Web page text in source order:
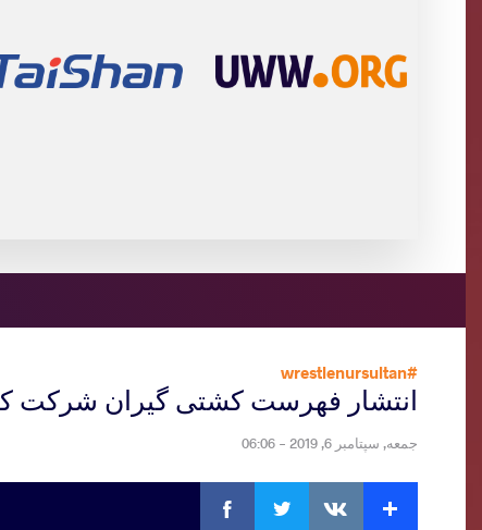
#wrestlenursultan
انتشار فهرست کشتی گیران شرکت
جمعه, سپتامبر 6, 2019 - 06:06
Facebook